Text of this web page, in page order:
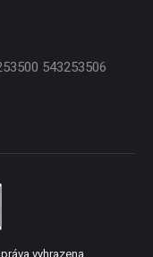
543253506
vyhrazena.